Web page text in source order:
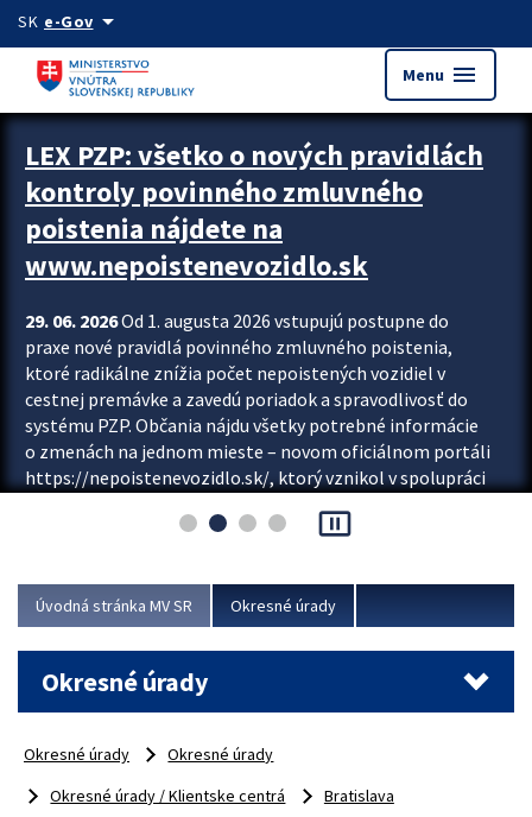
Preskocit na hlavný obsah
SK e-Govarrow_drop_down
Menu menu
Zastavit automatický posun upútavok
LEX PZP: všetko o nových pravidlách
kontroly povinného zmluvného
poistenia nájdete na
www.nepoistenevozidlo.sk
29. 06. 2026Od 1. augusta 2026 vstupujú postupne do
praxe nové pravidlá povinného zmluvného poistenia,
ktoré radikálne znížia počet nepoistených vozidiel v
cestnej premávke a zavedú poriadok a spravodlivosť do
systému PZP. Občania nájdu všetky potrebné informácie
o zmenách na jednom mieste – novom oficiálnom portáli
https://nepoistenevozidlo.sk/, ktorý vznikol v spolupráci
asociácie poisťovní (SLASPO) a Ministerstva vnútra SR.
Viac
pause_presentation
Úvodná stránka MV SR Okresné úrady
Okresné úrady
Okresné úrady
Okresné úrady
Okresné úrady / Klientske centrá
Bratislava